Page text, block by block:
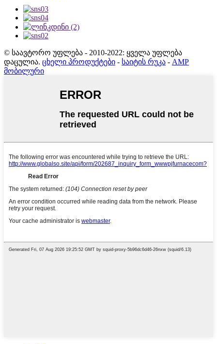
© საავტორო უფლება - 2010-2022: ყველა უფლება
დაცულია. ცხელი პროდუქტები - საიტის რუკა - AMP
მობილური